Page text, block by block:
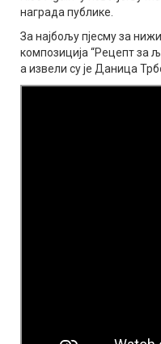
награда публике.
За најбољу пјесму за
композиција “Рецепт за
а извели су је Даница